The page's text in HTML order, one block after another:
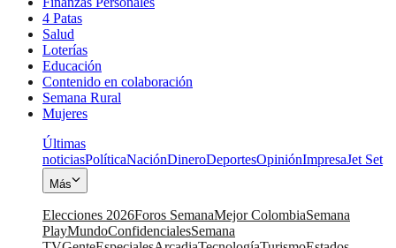
4 Patas
Salud
Loterías
Educación
Contenido en colaboración
Semana Rural
Mujeres
Últimas
noticiasPolíticaNaciónDineroDeportesOpiniónImpresaJet Set
Más
Elecciones 2026Foros SemanaMejor ColombiaSemana
PlayMundoConfidencialesSemana